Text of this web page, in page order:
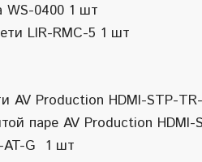
WS-0400 1 шт
LIR-RMC-5 1 шт
AV Production HDMI-STP-
паре AV Production
AT-G 1 шт